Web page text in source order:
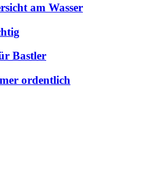
am Wasser
Bastler
ordentlich